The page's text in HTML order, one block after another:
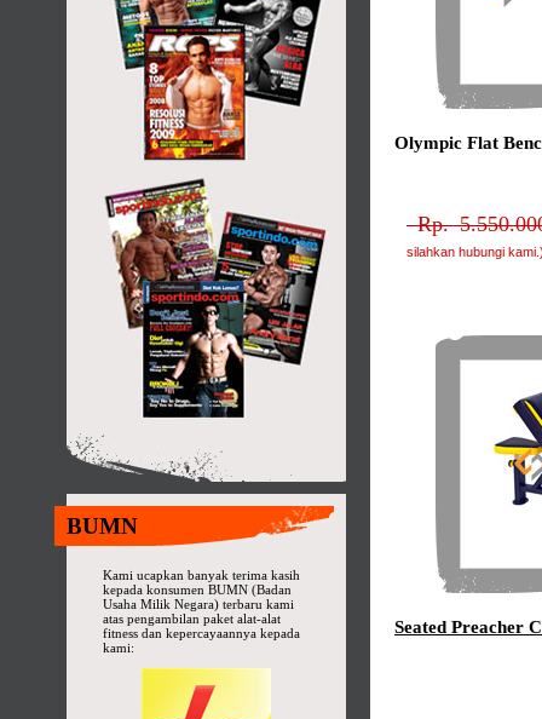
BUMN
Kami ucapkan banyak terima kasih
kepada konsumen BUMN (Badan
Usaha Milik Negara) terbaru kami
atas pengambilan paket alat-alat
fitness dan kepercayaannya kepada
kami:
Olympic Flat
Rp.
silahkan hubungi
Seated Preacher